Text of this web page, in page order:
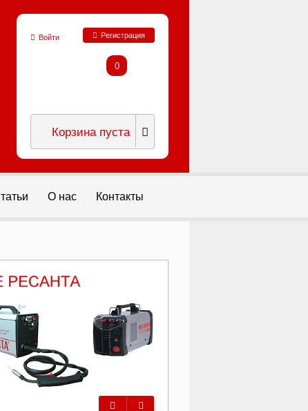
Войти Регистрация
0
Корзина пуста
О нас Контакты